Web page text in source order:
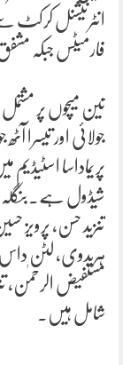
انٹرنیشنل کرکٹ
فارمیٹس جبکہ
تین میچوں پر
جولائی اور تیسرا
پریماداسا
شیڈول ہے۔بنگلہ
تنزید حسن، پرویز
ہریدوی، لٹن داس،
مستفیض الرحمٰن،
شامل ہیں۔